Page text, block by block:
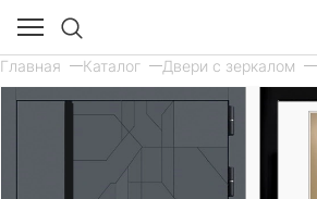
Главная Каталог Двери с зеркалом